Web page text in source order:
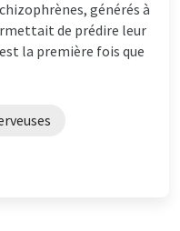
générés à
de prédire leur
la première fois que